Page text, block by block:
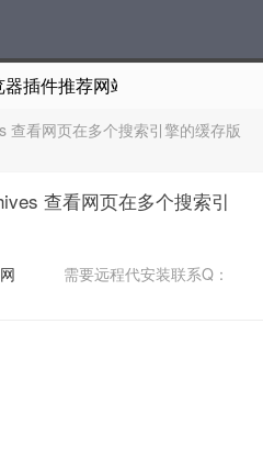
插件推荐网站，非Google
查看网页在多个搜索引擎的缓存版
查看网页在多个搜索引
需要远程代安装联系Q：